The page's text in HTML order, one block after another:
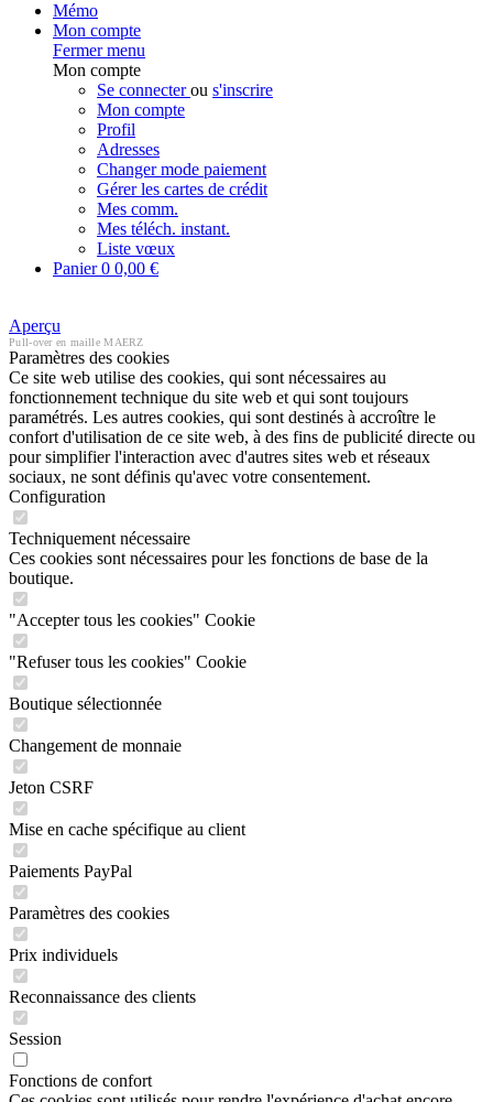
Mémo
Mon compte
Fermer menu
Mon compte
Se connecterou s'inscrire
Mon compte
Profil
Adresses
Changer mode paiement
Gérer les cartes de crédit
Mes comm.
Mes téléch. instant.
Liste vœux
Panier0 0,00 €
Aperçu
Pull-over en maille MAERZ
Paramètres des cookies
Ce site web utilise des cookies, qui sont nécessaires au
fonctionnement technique du site web et qui sont toujours
paramétrés. Les autres cookies, qui sont destinés à accroître le
confort d'utilisation de ce site web, à des fins de publicité directe ou
pour simplifier l'interaction avec d'autres sites web et réseaux
sociaux, ne sont définis qu'avec votre consentement.
Configuration
Techniquement nécessaire
Ces cookies sont nécessaires pour les fonctions de base de la
boutique.
"Accepter tous les cookies" Cookie
"Refuser tous les cookies" Cookie
Boutique sélectionnée
Changement de monnaie
Jeton CSRF
Mise en cache spécifique au client
Paiements PayPal
Paramètres des cookies
Prix individuels
Reconnaissance des clients
Session
Fonctions de confort